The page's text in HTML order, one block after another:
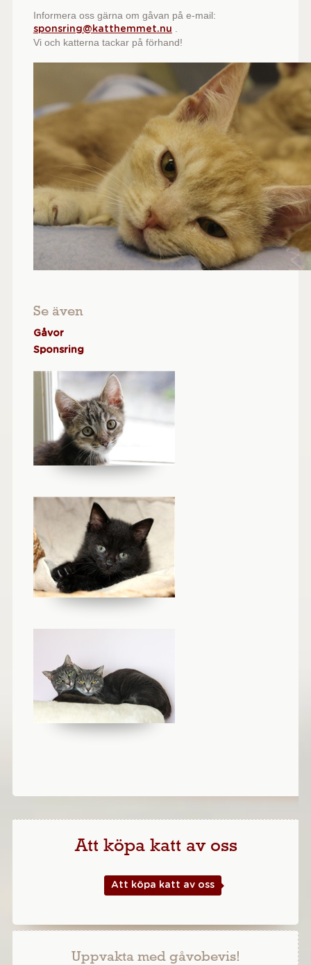
Informera oss gärna om gåvan på e-mail:
sponsring@katthemmet.nu
Vi och katterna tackar på förhand!
Se även
Gåvor
Sponsring
Att köpa katt av oss
Att köpa katt av oss
Uppvakta med gåvobevis!